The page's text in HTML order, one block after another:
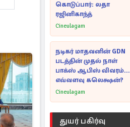
கொடுப்பார்: லதா
ரஜினிகாந்த்
Cineulagam
நடிகர் மாதவனின் GDN
படத்தின் முதல் நாள்
பாக்ஸ் ஆபிஸ் விவரம்...
எவ்வளவு கலெக்ஷன்?
Cineulagam
துயர் பகிர்வு